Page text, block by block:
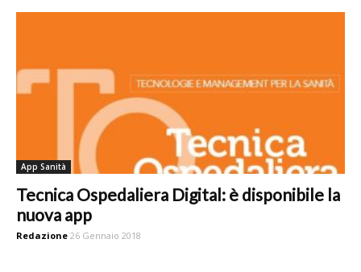
App Sanità
Tecnica Ospedaliera Digital: è disponibile la
nuova app
Redazione 26 Gennaio 2018